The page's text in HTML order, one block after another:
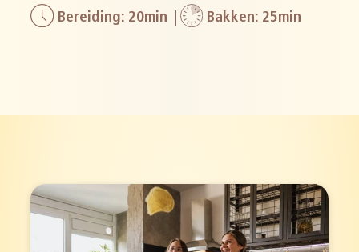
Bereiding: 20min Bakken: 25min